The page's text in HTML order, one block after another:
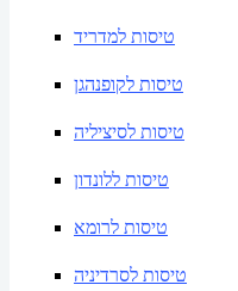
טיסות למדריד
טיסות לקופנהגן
טיסות לסיציליה
טיסות ללונדון
טיסות לרומא
טיסות לסרדיניה